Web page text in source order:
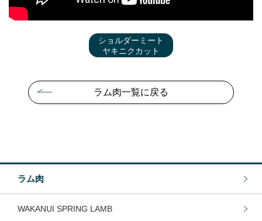
ショルダーミート
ヤキニクカット
ラム肉一覧に戻る
ラム肉
WAKANUI SPRING LAMB